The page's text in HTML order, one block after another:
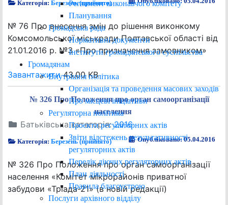
Регламент виконавчого комітету
Планування
Громадська рада
Нормативні документи
Інститути громадянського суспільства
Громадянам
Внутрішня політика
Організація та проведення масових заходів
Про місцеві ініціативи
Регуляторна політика
Проєкти регуляторних актів
Звіти відстежень результативності
регуляторних актів
Перелік діючих регуляторних актів
План діяльності
Правила благоустрою
Послуги архівного відділу
Категорія:Березень (прийнято)
№ 76 Про внесення змін до рішення виконкому
Комсомольської міськради Полтавської області від
21.01.2016 р. №3 «Про призначення замовником»
Завантажити43.00 KB
№ 326 Про Положення про орган самоорганізації
населення
Батьківська категорія:2016
Категорія:Березень (прийнято) Опубліковано: 05.04.2016
№ 326 Про Положення про орган самоорганізації
населення «Комітет мікрорайонів приватної
забудови «Тріада-21» (в новій редакції)